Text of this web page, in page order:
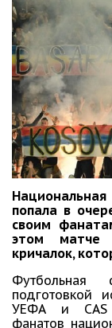
попала в
своим
этом матче
кричалок,
Футбольная
подготовкой
УЕФА и CAS
фанатов